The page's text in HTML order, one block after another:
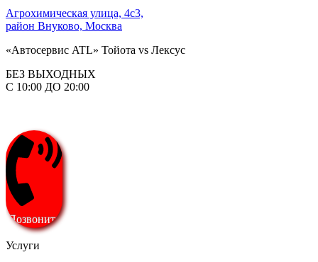
Агрохимическая улица, 4с3,
район Внуково, Москва
«Автосервис ATL» Тойота vs Лексус
БЕЗ ВЫХОДНЫХ
С 10:00 ДО 20:00
Позвонить
Услуги